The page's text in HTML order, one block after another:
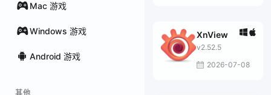
Mac 游戏
Windows 游戏
Android 游戏
其他
XnView
v2.52.5
2026-07-08